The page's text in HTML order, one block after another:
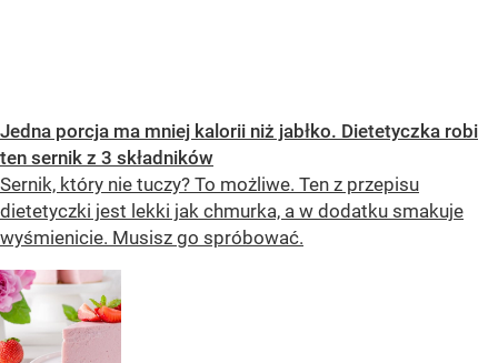
Jedna porcja ma mniej kalorii niż jabłko. Dietetyczka robi
ten sernik z 3 składników
Sernik, który nie tuczy? To możliwe. Ten z przepisu
dietetyczki jest lekki jak chmurka, a w dodatku smakuje
wyśmienicie. Musisz go spróbować.